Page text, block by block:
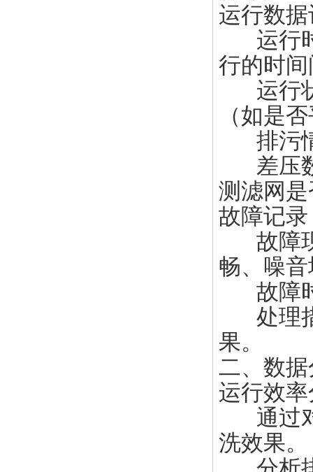
运行数
运行
行的时
运行状
（如是
排污情
差压数
测滤网
故障记录
故障现
畅、噪
故障时
处理措
果。
二、数
运行效
通过
洗效果。